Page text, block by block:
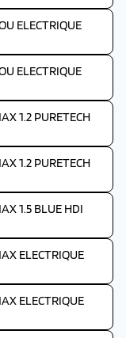
ELECTRIQUE
ELECTRIQUE
1.2 PURETECH
1.2 PURETECH
1.5 BLUE HDI
ELECTRIQUE
ELECTRIQUE